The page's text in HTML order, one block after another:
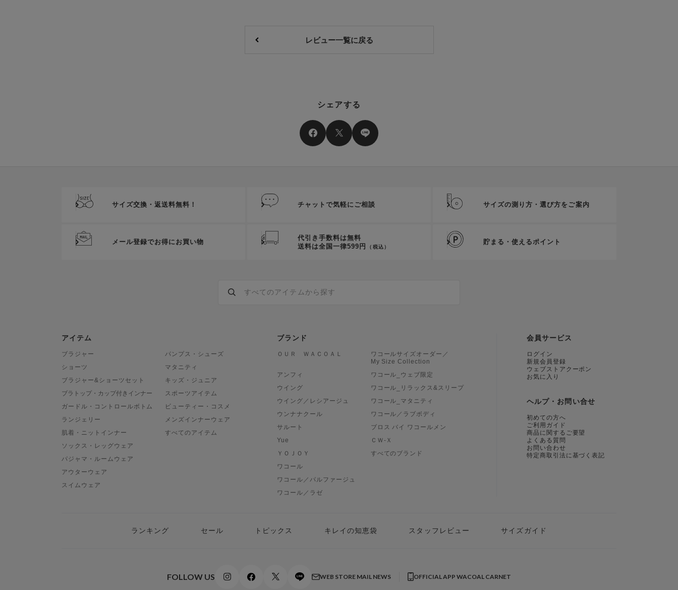
レビュー一覧に戻る
シェアする
サイズ交換・返送料無料！ チャットで気軽にご相談 サイズの測り方・選び方をご案内
メール登録でお得にお買い物
代引き手数料は無料
送料は全国一律599円
（税込）
貯まる・使えるポイント
アイテム
ブラジャー
ショーツ
ブラジャー&ショーツセット
ブラトップ・カップ付きインナー
ガードル・コントロールボトム
ランジェリー
肌着・ニットインナー
ソックス・レッグウェア
パジャマ・ルームウェア
アウターウェア
スイムウェア
パンプス・シューズ
マタニティ
キッズ・ジュニア
スポーツアイテム
ビューティー・コスメ
メンズインナーウェア
すべてのアイテム
ブランド
ＯＵＲ ＷＡＣＯＡＬ
アンフィ
ウイング
ウイング／レシアージュ
ウンナナクール
サルート
Yue
ＹＯＪＯＹ
ワコール
ワコール／パルファージュ
ワコール／ラゼ
ワコールサイズオーダー／
My Size Collection
ワコール_ウェブ限定
ワコール_リラックス&スリープ
ワコール_マタニティ
ワコール／ラブボディ
ブロス バイ ワコールメン
ＣＷ-Ｘ
すべてのブランド
会員サービス
ログイン
新規会員登録
ウェブストアクーポン
お気に入り
ヘルプ・お問い合せ
初めての方へ
ご利用ガイド
商品に関するご要望
よくある質問
お問い合わせ
特定商取引法に基づく表記
ランキング セール トピックス キレイの知恵袋 スタッフレビュー サイズガイド
FOLLOW US WEB STORE MAIL NEWS OFFICIAL APP WACOAL CARNET